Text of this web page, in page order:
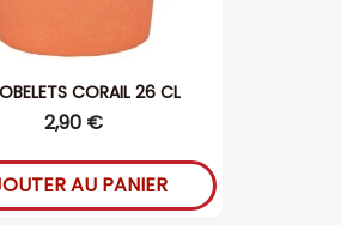
CORAIL 26 CL
2,90 €
AU PANIER